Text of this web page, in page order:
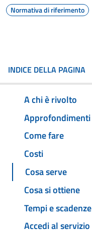
Normativa di riferimento
INDICE DELLA PAGINA
A chi è rivolto
Approfondimenti
Come fare
Costi
Cosa serve
Cosa si ottiene
Tempi e scadenze
Accedi al servizio